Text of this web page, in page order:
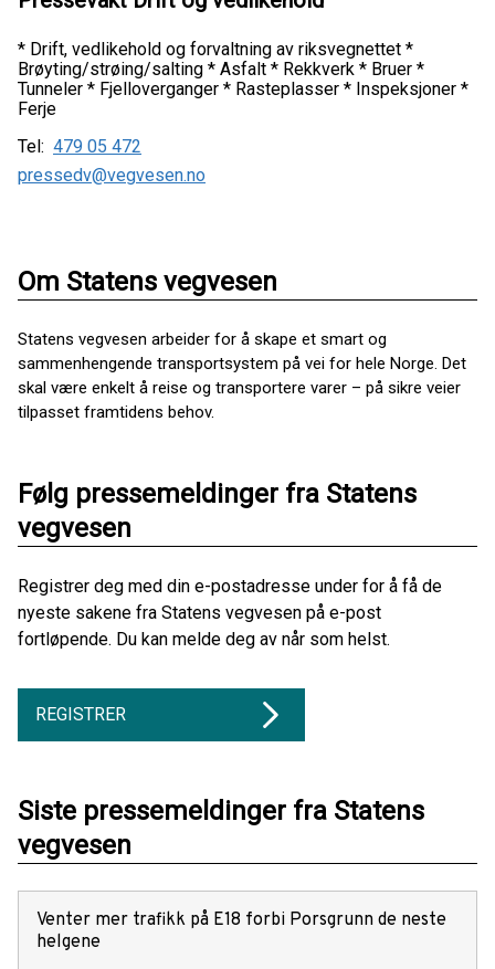
* Drift, vedlikehold og forvaltning av riksvegnettet *
Brøyting/strøing/salting * Asfalt * Rekkverk * Bruer *
Tunneler * Fjelloverganger * Rasteplasser * Inspeksjoner *
Ferje
Tel: 479 05 472
pressedv@vegvesen.no
Om Statens vegvesen
Statens vegvesen arbeider for å skape et smart og
sammenhengende transportsystem på vei for hele Norge. Det
skal være enkelt å reise og transportere varer – på sikre veier
tilpasset framtidens behov.
Følg pressemeldinger fra Statens
vegvesen
Registrer deg med din e-postadresse under for å få de
nyeste sakene fra Statens vegvesen på e-post
fortløpende. Du kan melde deg av når som helst.
REGISTRER
Siste pressemeldinger fra Statens
vegvesen
Venter mer trafikk på E18 forbi Porsgrunn de neste
helgene